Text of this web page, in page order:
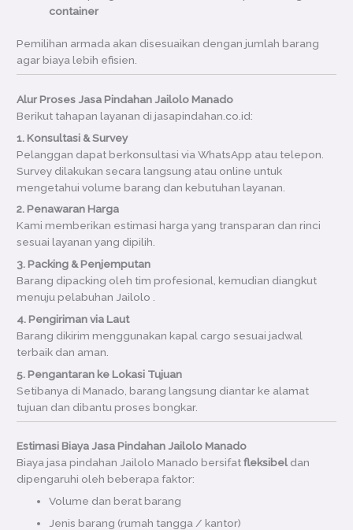
container
Pemilihan armada akan disesuaikan dengan jumlah barang
agar biaya lebih efisien.
Alur Proses Jasa Pindahan Jailolo Manado
Berikut tahapan layanan di jasapindahan.co.id:
1. Konsultasi & Survey
Pelanggan dapat berkonsultasi via WhatsApp atau telepon.
Survey dilakukan secara langsung atau online untuk
mengetahui volume barang dan kebutuhan layanan.
2. Penawaran Harga
Kami memberikan estimasi harga yang transparan dan rinci
sesuai layanan yang dipilih.
3. Packing & Penjemputan
Barang dipacking oleh tim profesional, kemudian diangkut
menuju pelabuhan Jailolo .
4. Pengiriman via Laut
Barang dikirim menggunakan kapal cargo sesuai jadwal
terbaik dan aman.
5. Pengantaran ke Lokasi Tujuan
Setibanya di Manado, barang langsung diantar ke alamat
tujuan dan dibantu proses bongkar.
Estimasi Biaya Jasa Pindahan Jailolo Manado
Biaya jasa pindahan Jailolo Manado bersifatfleksibeldan
dipengaruhi oleh beberapa faktor:
Volume dan berat barang
Jenis barang (rumah tangga / kantor)